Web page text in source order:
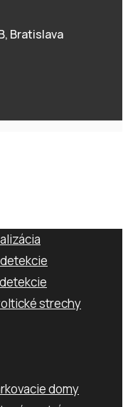
Bratislava
strechy
domy